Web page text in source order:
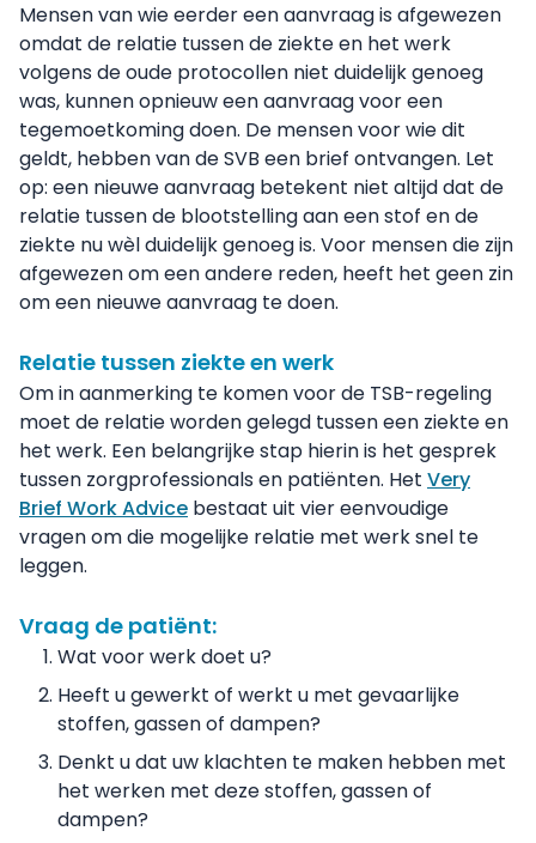
Mensen van wie eerder een aanvraag is afgewezen
omdat de relatie tussen de ziekte en het werk
volgens de oude protocollen niet duidelijk genoeg
was, kunnen opnieuw een aanvraag voor een
tegemoetkoming doen. De mensen voor wie dit
geldt, hebben van de SVB een brief ontvangen. Let
op: een nieuwe aanvraag betekent niet altijd dat de
relatie tussen de blootstelling aan een stof en de
ziekte nu wèl duidelijk genoeg is. Voor mensen die zijn
afgewezen om een andere reden, heeft het geen zin
om een nieuwe aanvraag te doen.
Relatie tussen ziekte en werk
Om in aanmerking te komen voor de TSB-regeling
moet de relatie worden gelegd tussen een ziekte en
het werk. Een belangrijke stap hierin is het gesprek
tussen zorgprofessionals en patiënten. Het Very
Brief Work Advice bestaat uit vier eenvoudige
vragen om die mogelijke relatie met werk snel te
leggen.
Vraag de patiënt:
Wat voor werk doet u?
Heeft u gewerkt of werkt u met gevaarlijke
stoffen, gassen of dampen?
Denkt u dat uw klachten te maken hebben met
het werken met deze stoffen, gassen of
dampen?